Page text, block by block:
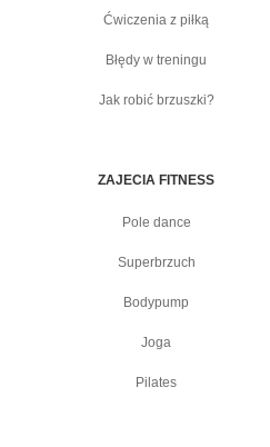
Ćwiczenia z piłką
Błędy w treningu
Jak robić brzuszki?
ZAJECIA FITNESS
Pole dance
Superbrzuch
Bodypump
Joga
Pilates